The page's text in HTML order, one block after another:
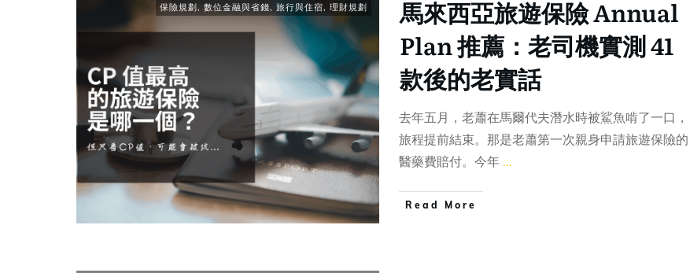
保險規劃, 數位金融與省錢, 旅行與住宿, 理財規劃
馬來西亞旅遊保險 Annual
Plan 推薦：老司機實測 41
款後的老實話
去年五月，老蕭在馬爾代夫潛水時被鯊魚啃了一口，
旅程提前結束。那是老蕭第一次親身申請旅遊保險的
醫藥費賠付。今年 ...
Read More